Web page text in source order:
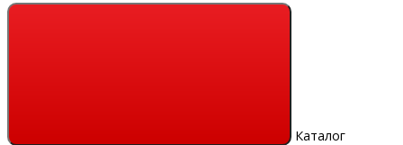
Каталог